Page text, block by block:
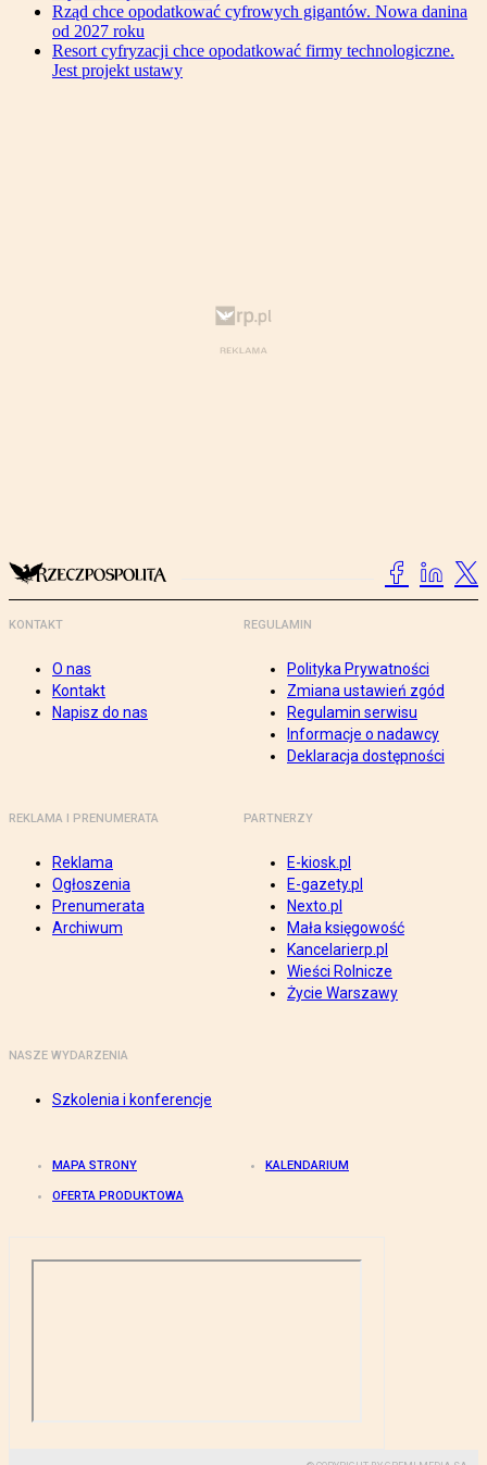
Rząd chce opodatkować cyfrowych gigantów. Nowa danina
od 2027 roku
Resort cyfryzacji chce opodatkować firmy technologiczne.
Jest projekt ustawy
KONTAKT
O nas
Kontakt
Napisz do nas
REGULAMIN
Polityka Prywatności
Zmiana ustawień zgód
Regulamin serwisu
Informacje o nadawcy
Deklaracja dostępności
REKLAMA I PRENUMERATA
Reklama
Ogłoszenia
Prenumerata
Archiwum
PARTNERZY
E-kiosk.pl
E-gazety.pl
Nexto.pl
Mała księgowość
Kancelarierp.pl
Wieści Rolnicze
Życie Warszawy
NASZE WYDARZENIA
Szkolenia i konferencje
MAPA STRONY KALENDARIUM
OFERTA PRODUKTOWA